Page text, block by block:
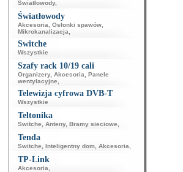
Światłowody,
Światłowody
Akcesoria Osłonki spawów
Mikrokanalizacja
Switche
Wszystkie
Szafy rack 10/19 cali
Organizery, Akcesoria
Panele
wentylacyjne
Telewizja cyfrowa DVB-T
Wszystkie
Teltonika
Switche Anteny, Bramy sieciowe
Tenda
Switche Inteligentny dom Akcesoria
TP-Link
Akcesoria